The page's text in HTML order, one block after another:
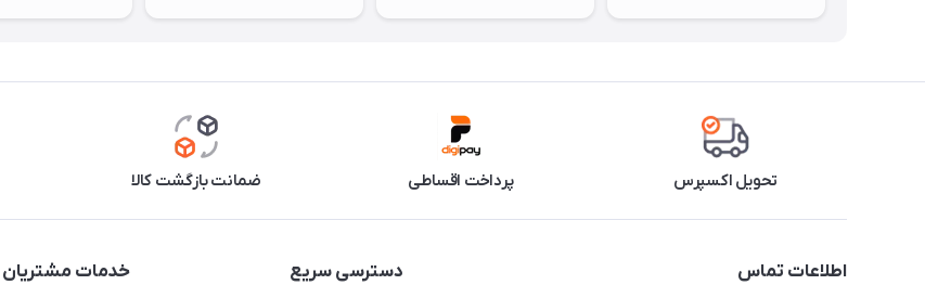
تحویل اکسپرس پرداخت اقساطی ضمانت بازگشت کالا
اطلاعات تماس دسترسی سریع خدمات مشتریان